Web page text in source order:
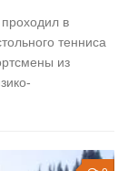
в
тенниса
из